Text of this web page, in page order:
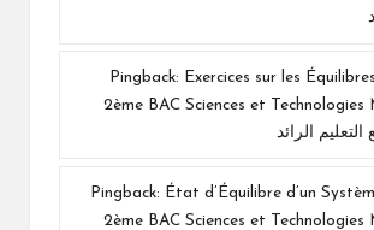
Pingback:
Exercices sur les
2ème BAC Sciences et Technologies
Pingback:
État d’Équilibre d’un
2ème BAC Sciences et Technologies